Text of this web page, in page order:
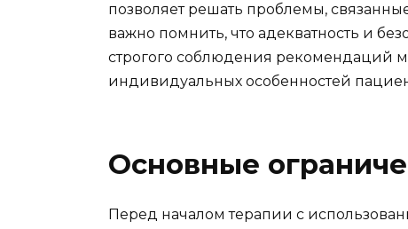
позволяет решать проблемы,
важно помнить, что адекватность и
строгого соблюдения рекомендаций
индивидуальных особенностей
Основные
Перед началом терапии с